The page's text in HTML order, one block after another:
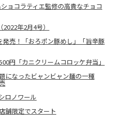
ョコラティエ監修の高貴なチョコ
年2月4号）
発売！「おろポン豚めし」「旨辛豚
円「カニクリームコロッケ弁当」
になったビャンビャン麺の一種
ロノワール
舗限定でスタート